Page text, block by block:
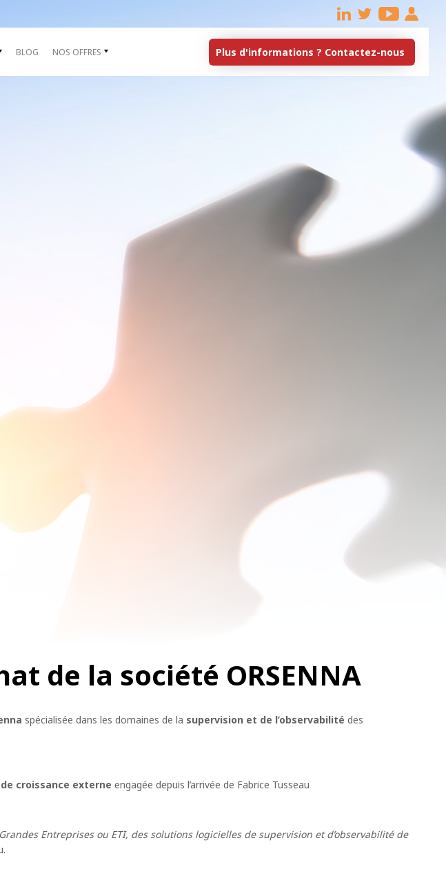
BLOG NOS OFFRES
de la société ORSENNA
spécialisée dans les domaines de la supervision et de l’observabilité des
croissance externe engagée depuis l’arrivée de Fabrice Tusseau
Entreprises ou ETI, des solutions logicielles de supervision et d’observabilité de